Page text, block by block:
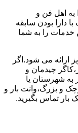
به اهل فن و
دارا بودن سابقه
خدمات را به شما
می شود.اگر
چیدمان و
به شهرستان یا
و بزرگ،وانت بار و
بار تماس بگیرید.